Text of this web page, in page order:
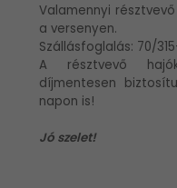
Valamennyi
a versenyen.
Szállásfoglalás: 70/
A résztvevő
díjmentesen
napon is!
Jó szelet!